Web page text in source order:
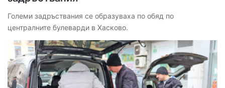
Големи задръствания се образуваха по обяд по
централните булеварди в Хасково.